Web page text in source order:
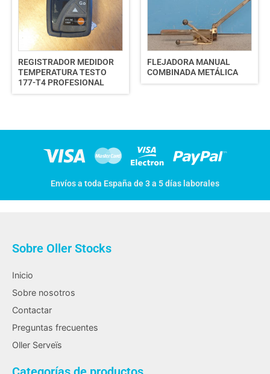
REGISTRADOR MEDIDOR
TEMPERATURA TESTO
177-T4 PROFESIONAL
FLEJADORA MANUAL
COMBINADA METÁLICA
Envíos a toda España de 3 a 5 días laborales
Sobre Oller Stocks
Inicio
Sobre nosotros
Contactar
Preguntas frecuentes
Oller Serveïs